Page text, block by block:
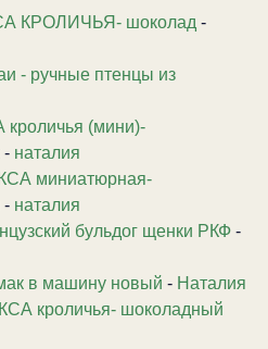
КРОЛИЧЬЯ- шоколад -
- ручные птенцы из
(мини)-
- наталия
миниатюрная-
- наталия
бульдог щенки РКФ -
в машину новый - Наталия
кроличья- шоколадный